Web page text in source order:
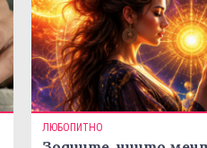
ЛЮБОПИТНО